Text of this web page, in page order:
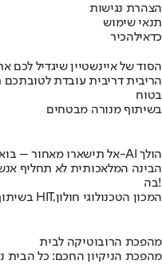
הצהרת נגישות
תנאי שימוש
כדאילהכיר
הסוד של איינשטיין שיגדיל לכם
הריבית דריבית עובדת
בטוח
בשיתוף מנורה מבטחים
אל תישארו מאחור – בואו לגלות לאן ה-AI הולך
הבינה המלאכותית לא תחליף
בה!
בשיתוף HIT,המכון הטכנולוגי חולון
מהפכת הרובוטיקה לבית
מהפכת הניקיון החכם: כל הבית